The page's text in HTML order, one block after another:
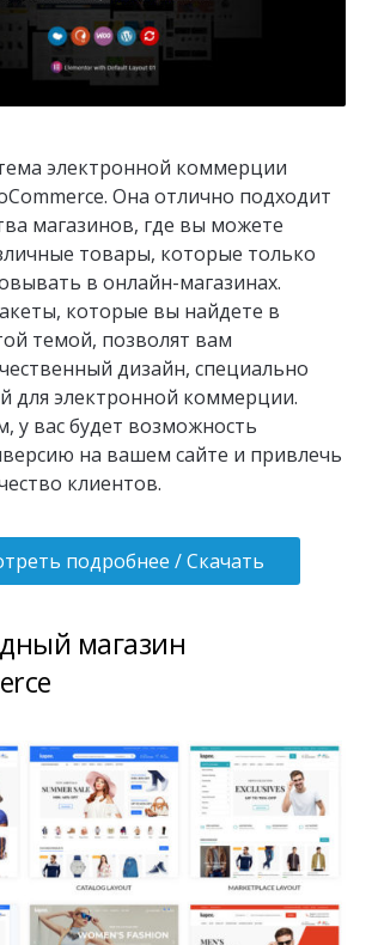
электронной коммерции
Она отлично подходит
магазинов, где вы можете
товары, которые только
в онлайн-магазинах.
которые вы найдете в
темой, позволят вам
дизайн, специально
для электронной коммерции.
у вас будет возможность
на вашем сайте и привлечь
клиентов.
подробнее / Скачать
магазин